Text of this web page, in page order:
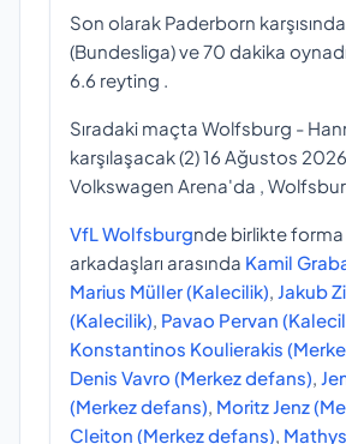
Son olarak Paderborn
(Bundesliga) ve 70 dakika
6.6 reyting .
Sıradaki maçta Wolfsburg -
karşılaşacak (2) 16 Ağustos
Volkswagen Arena'da ,
VfL Wolfsburgnde birlikte forma
arkadaşları arasında Kamil
Marius Müller (Kalecilik) Jakub
(Kalecilik) Pavao Pervan
Konstantinos Koulierakis
Denis Vavro (Merkez defans)
(Merkez defans) Moritz Jenz
Cleiton (Merkez defans)